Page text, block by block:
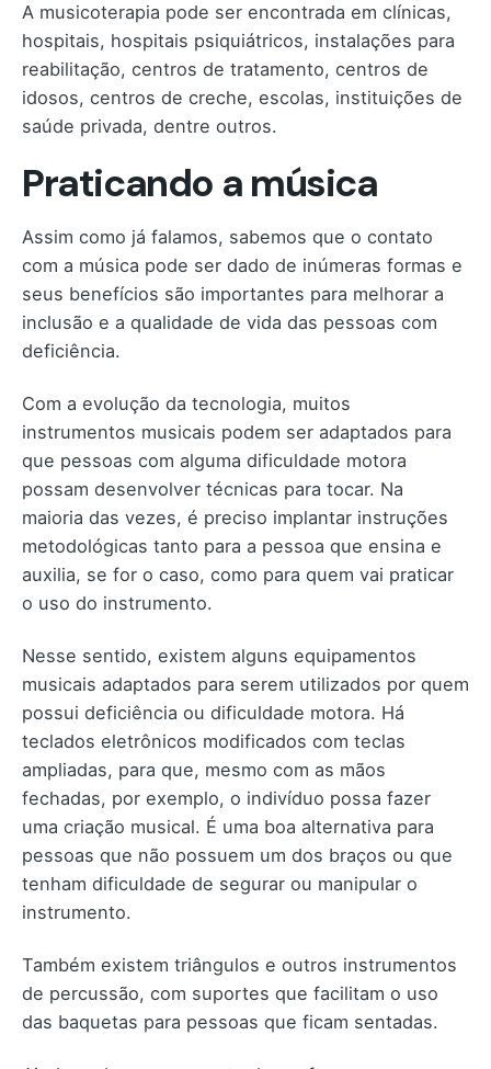
A musicoterapia pode ser encontrada em clínicas,
hospitais, hospitais psiquiátricos, instalações para
reabilitação, centros de tratamento, centros de
idosos, centros de creche, escolas, instituições de
saúde privada, dentre outros.
Praticando a música
Assim como já falamos, sabemos que o contato
com a música pode ser dado de inúmeras formas e
seus benefícios são importantes para melhorar a
inclusão e a qualidade de vida das pessoas com
deficiência.
Com a evolução da tecnologia, muitos
instrumentos musicais podem ser adaptados para
que pessoas com alguma dificuldade motora
possam desenvolver técnicas para tocar. Na
maioria das vezes, é preciso implantar instruções
metodológicas tanto para a pessoa que ensina e
auxilia, se for o caso, como para quem vai praticar
o uso do instrumento.
Nesse sentido, existem alguns equipamentos
musicais adaptados para serem utilizados por quem
possui deficiência ou dificuldade motora. Há
teclados eletrônicos modificados com teclas
ampliadas, para que, mesmo com as mãos
fechadas, por exemplo, o indivíduo possa fazer
uma criação musical. É uma boa alternativa para
pessoas que não possuem um dos braços ou que
tenham dificuldade de segurar ou manipular o
instrumento.
Também existem triângulos e outros instrumentos
de percussão, com suportes que facilitam o uso
das baquetas para pessoas que ficam sentadas.